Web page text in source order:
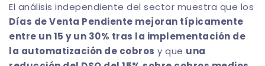
El análisis independiente del sector muestra que los
Días de Venta Pendiente mejoran típicamente
entre un 15 y un 30% tras la implementación de
la automatización de cobros y que una